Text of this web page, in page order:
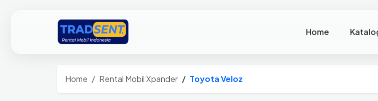
Home
Home Rental Mobil Xpander Toyota Veloz